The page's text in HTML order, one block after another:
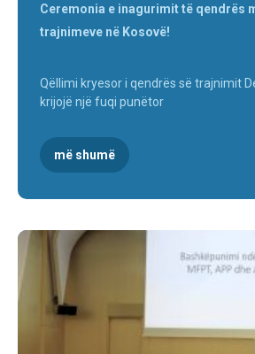
Ceremonia e inagurimit të qendrës
trajnimeve në Kosovë!
Qëllimi kryesor i qendrës së trajnimit
krijojë një fuqi punëtor
më shumë